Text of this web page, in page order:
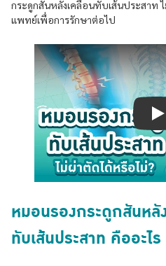
กระดูกสันหลังเคลื่อนทับเส้นประสาท
แพทย์เพื่อการรักษาต่อไป
Play
หมอนรองกระดูกสันหลั
ทับเส้นประสาท คืออะไ